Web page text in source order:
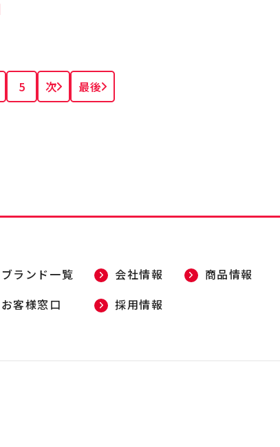
5 次 最後
ブランド一覧 会社情報
商品情報
お客様窓口 採用情報